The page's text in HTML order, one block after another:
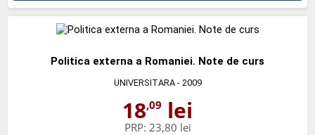
Politica externa a Romaniei. Note de curs
UNIVERSITARA- 2009
18,09 lei
PRP: 23,80 lei